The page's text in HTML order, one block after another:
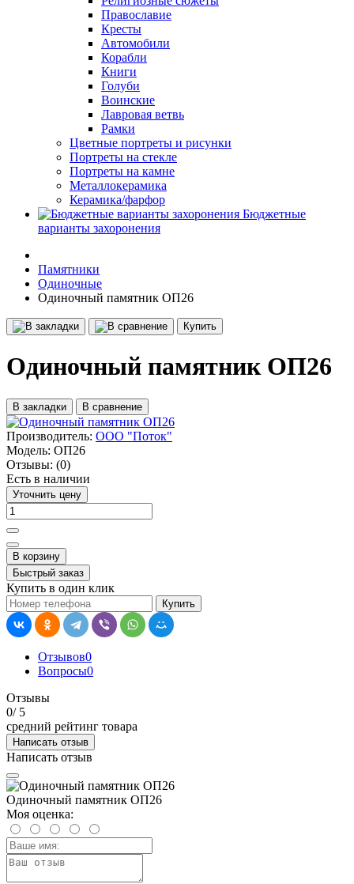
Православие
Кресты
Автомобили
Корабли
Книги
Голуби
Воинские
Лавровая ветвь
Рамки
Цветные портреты и рисунки
Портреты на стекле
Портреты на камне
Металлокерамика
Керамика/фарфор
Бюджетные
варианты захоронения
Памятники
Одиночные
Одиночный памятник ОП26
Купить
Одиночный памятник ОП26
В закладки В сравнение
Производитель: ООО "Поток"
Модель: ОП26
Отзывы: (0)
Есть в наличии
Уточнить цену
В корзину
Быстрый заказ
Купить в один клик
Купить
Отзывов0
Вопросы0
Отзывы
0/ 5
средний рейтинг товара
Написать отзыв
Написать отзыв
Одиночный памятник ОП26
Моя оценка: